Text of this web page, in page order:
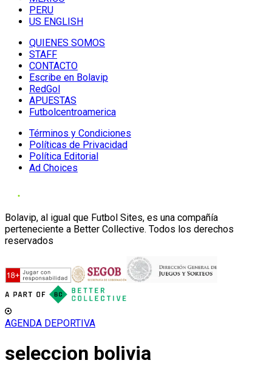
PERU
US ENGLISH
QUIENES SOMOS
STAFF
CONTACTO
Escribe en Bolavip
RedGol
APUESTAS
Futbolcentroamerica
Términos y Condiciones
Políticas de Privacidad
Política Editorial
Ad Choices
Bolavip, al igual que Futbol Sites, es una compañía
perteneciente a Better Collective. Todos los derechos
reservados
AGENDA DEPORTIVA
seleccion bolivia